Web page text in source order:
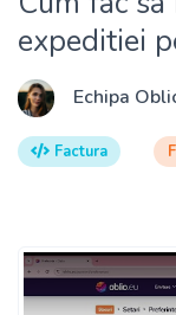
expeditiei
Echipa
Factura